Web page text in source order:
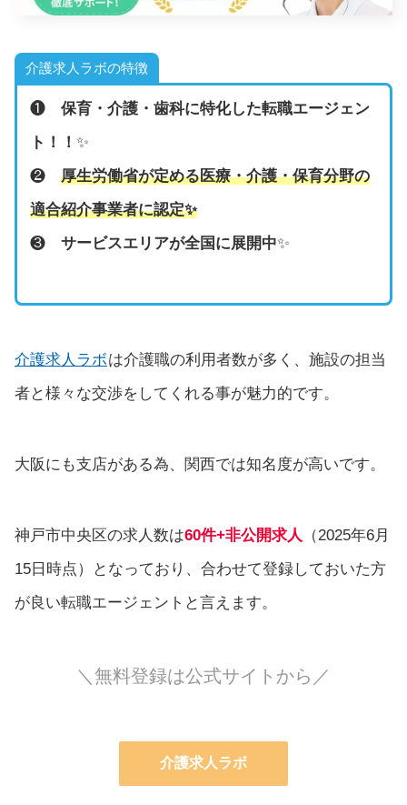
介護求人ラボの特徴
❶ 保育・介護・歯科に特化した転職エージェン
ト！！ ✨
❷ 厚生労働省が定める医療・介護・保育分野の
適合紹介事業者に認定✨
❸ サービスエリアが全国に展開中✨
介護求人ラボは介護職の利用者数が多く、施設の担当
者と様々な交渉をしてくれる事が魅力的です。
大阪にも支店がある為、関西では知名度が高いです。
神戸市中央区の求人数は60件+非公開求人
（2025年6月
15日時点）となっており、合わせて登録しておいた方
が良い転職エージェントと言えます。
＼無料登録は公式サイトから／
介護求人ラボ